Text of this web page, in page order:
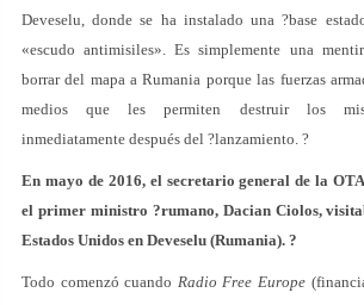
Deveselu, donde se ha instalado una ?base
«escudo antimisiles». Es simplemente una
borrar del mapa a Rumania porque las fuerzas
medios que les permiten destruir los
inmediatamente después del ?lanzamiento. ?
En mayo de 2016, el secretario general de la
el primer ministro ?rumano, Dacian Ciolos,
Estados Unidos en Deveselu (Rumania). ?
Todo comenzó cuando Radio Free Europe